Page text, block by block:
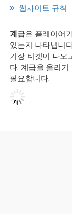
웹사이트 규칙
계급은 플레이어
있는지 나타냅니
기장 티켓이 나오
다. 계급을 올리
필요합니다.